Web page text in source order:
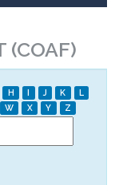
(COAF)
H I J K
L
W X Y Z